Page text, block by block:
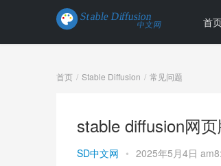
首
首页 Stable Diffusion 常见问题
stable diffusion网
SD中文网 • 2025年5月4日